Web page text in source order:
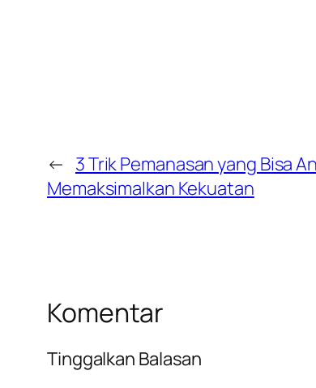
← 3 Trik Pemanasan yang Bisa
Memaksimalkan Kekuatan
Komentar
Tinggalkan Balasan